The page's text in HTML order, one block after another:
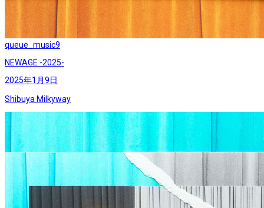
queue_music9
NEWAGE -2025-
2025年1月9日
Shibuya Milkyway